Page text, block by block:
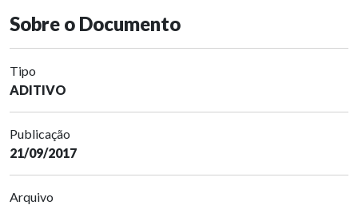
Sobre o Documento
Tipo
ADITIVO
Publicação
21/09/2017
Arquivo